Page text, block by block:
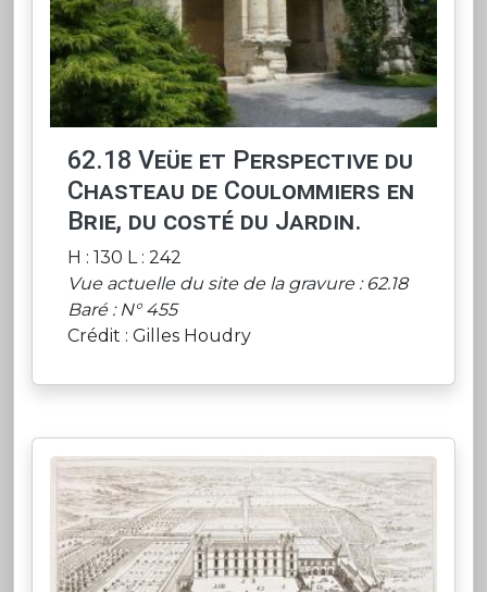
62.18 Veüe et Perspective du
Chasteau de Coulommiers en
Brie, du costé du Jardin.
H : 130 L : 242
Vue actuelle du site de la gravure : 62.18
Baré : N° 455
Crédit : Gilles Houdry